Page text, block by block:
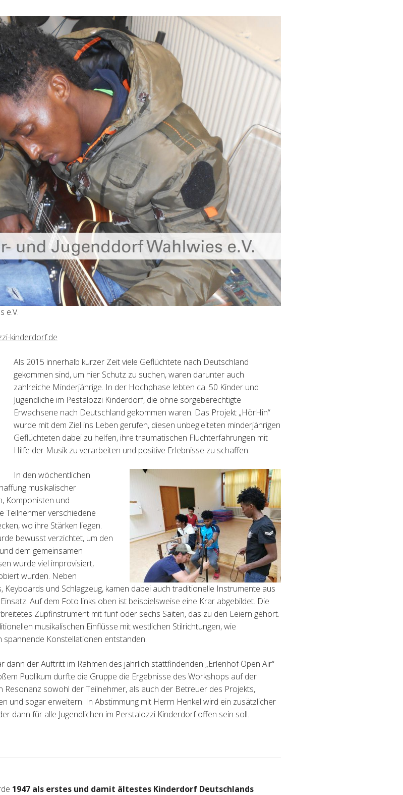
e.V.
kinderdorf.de
Als 2015 innerhalb kurzer Zeit viele Geflüchtete nach Deutschland
gekommen sind, um hier Schutz zu suchen, waren darunter auch
zahlreiche Minderjährige. In der Hochphase lebten ca. 50 Kinder und
Jugendliche im Pestalozzi Kinderdorf, die ohne sorgeberechtigte
Erwachsene nach Deutschland gekommen waren. Das Projekt „HörHin“
wurde mit dem Ziel ins Leben gerufen, diesen unbegleiteten minderjährigen
Geflüchteten dabei zu helfen, ihre traumatischen Fluchterfahrungen mit
Hilfe der Musik zu verarbeiten und positive Erlebnisse zu schaffen.
In den wöchentlichen
musikalischer
Komponisten und
Teilnehmer verschiedene
wo ihre Stärken liegen.
bewusst verzichtet, um den
dem gemeinsamen
wurde viel improvisiert,
wurden. Neben
und Schlagzeug, kamen dabei auch traditionelle Instrumente aus
Auf dem Foto links oben ist beispielsweise eine Krar abgebildet. Die
Zupfinstrument mit fünf oder sechs Saiten, das zu den Leiern gehört.
musikalischen Einflüsse mit westlichen Stilrichtungen, wie
spannende Konstellationen entstanden.
dann der Auftritt im Rahmen des jährlich stattfindenden „Erlenhof Open Air“
Publikum durfte die Gruppe die Ergebnisse des Workshops auf der
sowohl der Teilnehmer, als auch der Betreuer des Projekts,
und sogar erweitern. In Abstimmung mit Herrn Henkel wird ein zusätzlicher
dann für alle Jugendlichen im Perstalozzi Kinderdorf offen sein soll.
1947 als erstes und damit ältestes Kinderdorf Deutschlands